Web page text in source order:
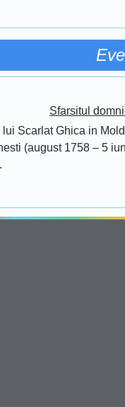
Sfarsitul
Scarlat Ghica in
(august 1758 – 5